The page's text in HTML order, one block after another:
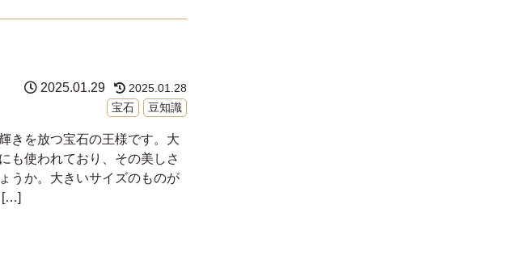
2025.01.29
2025.01.28
宝石
豆知識
きを放つ宝石の王様です。大
も使われており、その美しさ
うか。大きいサイズのものが
[…]